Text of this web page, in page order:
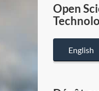
Open
English